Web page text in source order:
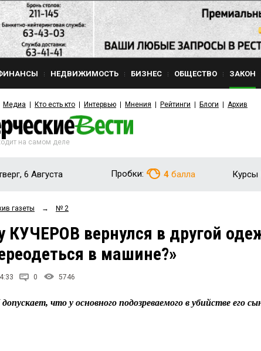
НЕДВИЖИМОСТЬ БИЗНЕС ОБЩЕСТВО ЗАКОН
Медиа Кто есть кто Интервью Мнения Рейтинги Блоги Архив
на самом деле
6 Августа Пробки: 4 балла Курсы
газеты → № 2
КУЧЕРОВ вернулся в другой
в машине?»
0 5746
что у основного подозреваемого в убийстве его